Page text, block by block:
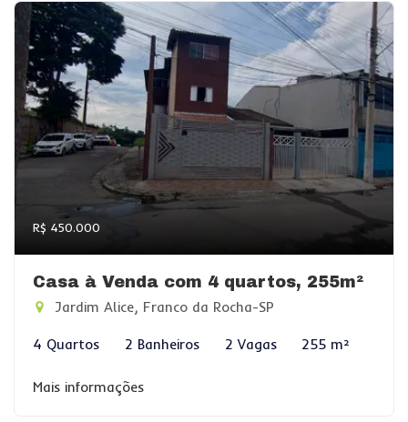
R$ 450.000
Casa à Venda com 4 quartos, 255m²
Jardim Alice, Franco da Rocha-SP
4 Quartos 2 Banheiros 2 Vagas 255 m²
Mais informações